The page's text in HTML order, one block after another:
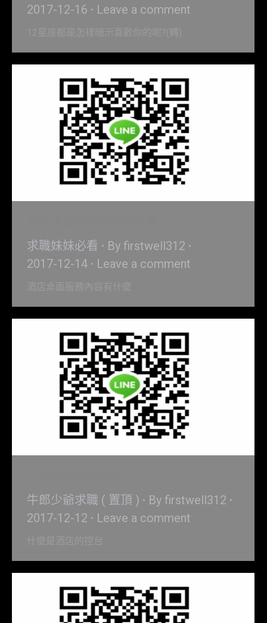
2017-12-16
Leave a comment
12星座都是怎樣暗示喜歡你的呢?(轉)
求職妹妹必看 By firstwell312
2017-12-14
Leave a comment
酒店桌面服務內容有什麼
牛郎少爺求職 ( 置頂 ) By firstwell312
2017-12-12
Leave a comment
什麼是酒店的控台